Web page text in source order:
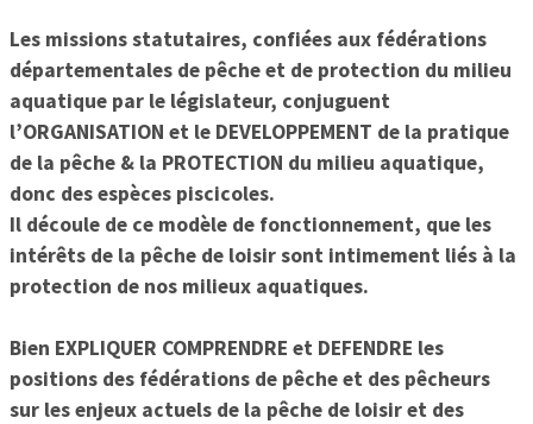
Les missions statutaires, confiées aux fédérations
départementales de pêche et de protection du milieu
aquatique par le législateur, conjuguent
l’ORGANISATION et le DEVELOPPEMENT de la pratique
de la pêche & la PROTECTION du milieu aquatique,
donc des espèces piscicoles.
Il découle de ce modèle de fonctionnement, que les
intérêts de la pêche de loisir sont intimement liés à la
protection de nos milieux aquatiques.
Bien EXPLIQUER COMPRENDRE et DEFENDRE les
positions des fédérations de pêche et des pêcheurs
sur les enjeux actuels de la pêche de loisir et des